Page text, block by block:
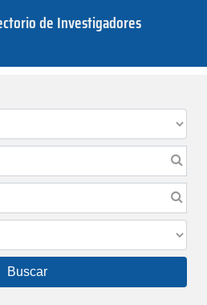
de Investigadores
Buscar